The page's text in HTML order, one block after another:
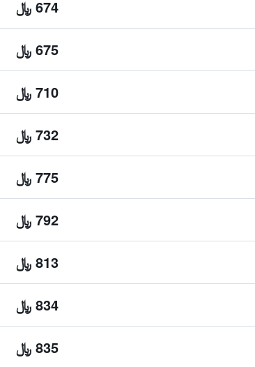
674 ﷼
675 ﷼
710 ﷼
732 ﷼
775 ﷼
792 ﷼
813 ﷼
834 ﷼
835 ﷼